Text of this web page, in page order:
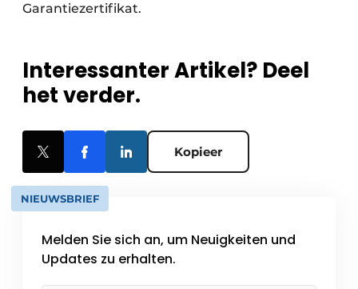
Garantiezertifikat.
Interessanter Artikel? Deel
het verder.
Kopieer
NIEUWSBRIEF
Melden Sie sich an, um Neuigkeiten und
Updates zu erhalten.